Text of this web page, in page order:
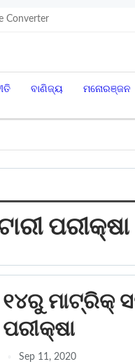
Converter
ବାଣିଜ୍ୟ ମନୋରଞ୍ଜନ
ପରୀକ୍ଷା
୧୪ରୁ ମାଟ୍ରିକ୍
ପରୀକ୍ଷା
Sep 11, 2020